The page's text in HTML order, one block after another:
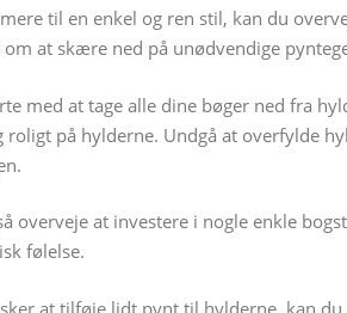
til en enkel og ren stil, kan du
at skære ned på unødvendige
med at tage alle dine bøger ned fra
roligt på hylderne. Undgå at overfylde
overveje at investere i nogle enkle
følelse.
at tilføje lidt pynt til hylderne, kan